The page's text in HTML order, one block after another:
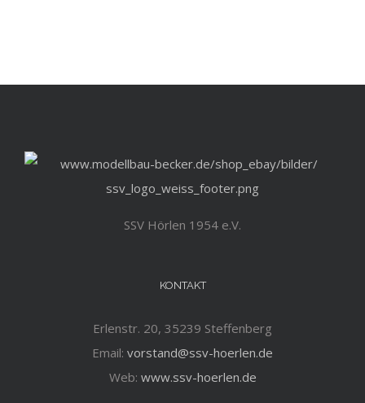
SSV Hörlen 1954 e.V.
KONTAKT
Erlenstr. 20, 35239 Steffenberg
Email: vorstand@ssv-hoerlen.de
Web: www.ssv-hoerlen.de